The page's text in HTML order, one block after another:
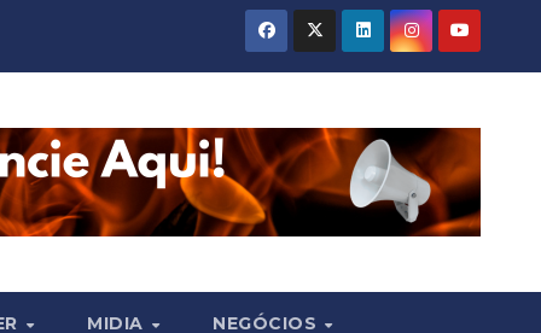
MIDIA NEGÓCIOS